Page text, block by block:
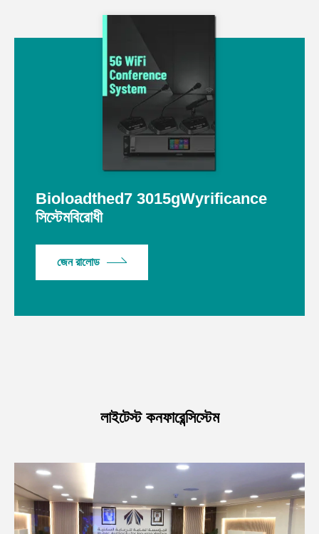
Bioloadthed7 3015gWyrificance
সিস্টেমবিরোধী
জেন রালোড
লাইটেস্ট কনফারেন্সিস্টেম